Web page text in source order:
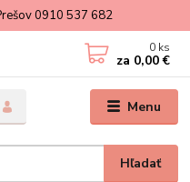
0910 537 682
Menu
Hľadať
0 ks
za 0,00 €